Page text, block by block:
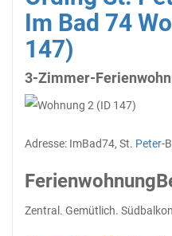
Im Bad 74
147)
3-Zimmer-
Adresse: ImBad74, St. Peter-
Ferienwohnung
Zentral. Gemütlich.